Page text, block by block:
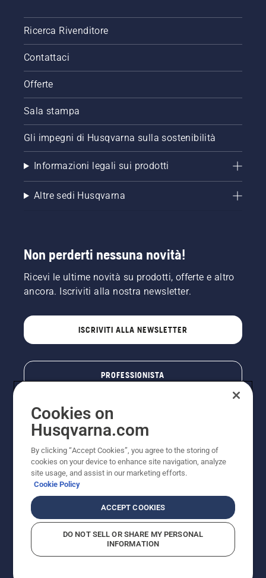
Ricerca Rivenditore
Contattaci
Offerte
Sala stampa
Gli impegni di Husqvarna sulla sostenibilità
Informazioni legali sui prodotti
Altre sedi Husqvarna
Non perderti nessuna novità!
Ricevi le ultime novità su prodotti, offerte e altro
ancora. Iscriviti alla nostra newsletter.
ISCRIVITI ALLA NEWSLETTER
PROFESSIONISTA
© Husqvarna AB (publ). Tutti i diritti riservati. I prezzi
pubblicati si intendono raccomandati e arrotondati, non
impegnativi, comprensivi di I.V.A. vigente. FERCAD SpA
- Via Retrone, 49 - 36077 Altavilla Vic. (VI) - Capitale
Sociale € 2.000.000 int. vers. P.I. e C.F. 01252490246 -
Cookies on
Husqvarna.com
By clicking “Accept Cookies”, you agree to the storing of
cookies on your device to enhance site navigation, analyze
site usage, and assist in our marketing efforts.
Cookie Policy
ACCEPT COOKIES
DO NOT SELL OR SHARE MY PERSONAL
INFORMATION